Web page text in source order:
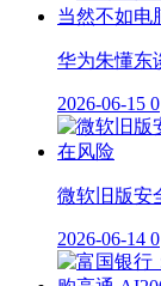
华为朱懂东
2026-06-15 0
微软旧版安
2026-06-14 0